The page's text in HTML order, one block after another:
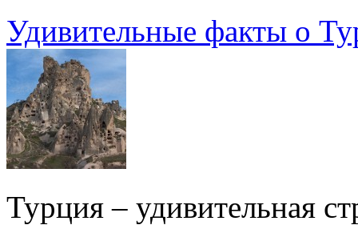
Удивительные факты о
Турция – удивительная